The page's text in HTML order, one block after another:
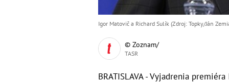
Igor Matovič a Richard Sulík (Zdroj: Topky/Ján
© Zoznam/
TASR
BRATISLAVA - Vyjadrenia